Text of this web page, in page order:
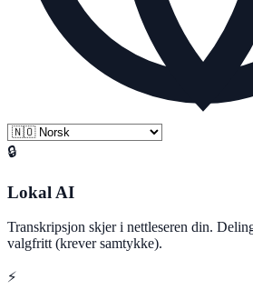
🔒
Lokal AI
Transkripsjon skjer i nettleseren din.
valgfritt (krever samtykke).
⚡